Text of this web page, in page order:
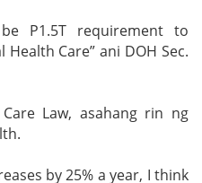
P1.5T requirement to
Care” ani DOH Sec.
Law, asahang rin ng
by 25% a year, I think